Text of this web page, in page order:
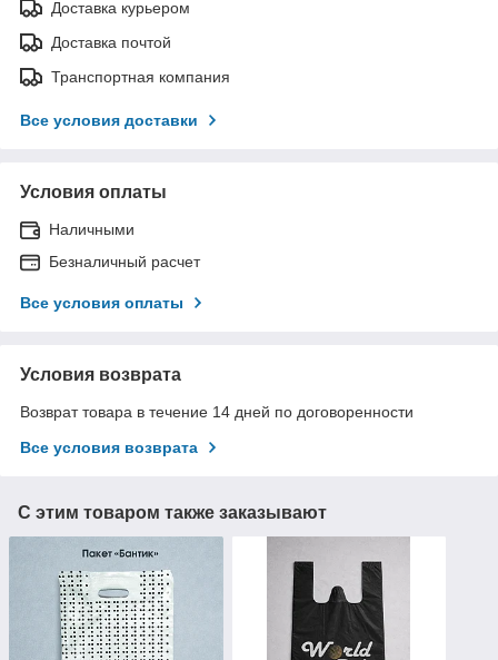
Доставка курьером
Доставка почтой
Транспортная компания
Все условия доставки
Условия оплаты
Наличными
Безналичный расчет
Все условия оплаты
Условия возврата
Возврат товара в течение 14 дней по договоренности
Все условия возврата
С этим товаром также заказывают